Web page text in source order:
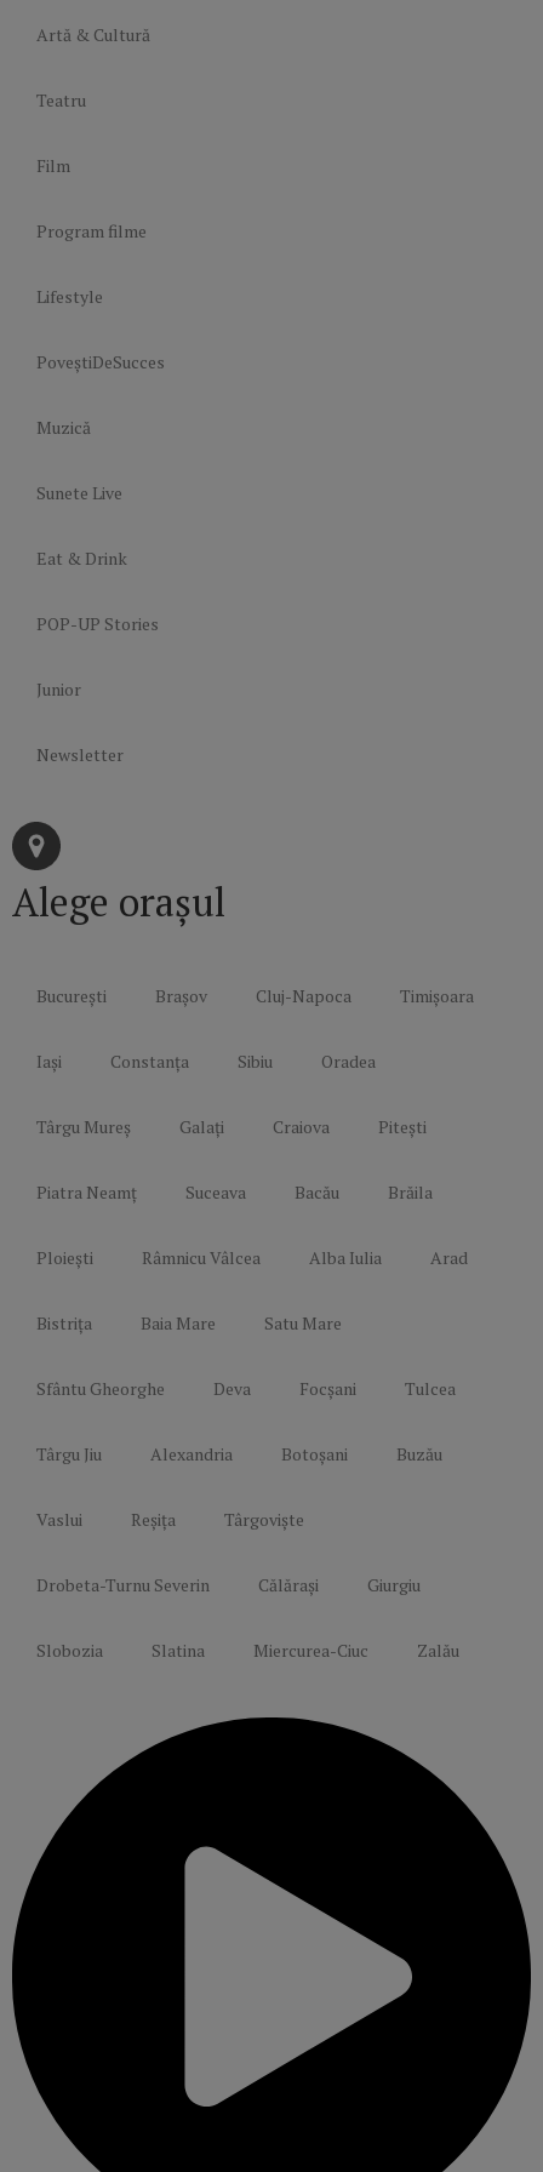
Artă & Cultură
Teatru
Film
Program filme
Lifestyle
PoveștiDeSucces
Muzică
Sunete Live
Eat & Drink
POP-UP Stories
Junior
Newsletter
Alege orașul
București Brașov Cluj-Napoca Timișoara
Iași Constanța Sibiu Oradea
Târgu Mureș Galați Craiova Pitești
Piatra Neamț Suceava Bacău Brăila
Ploiești Râmnicu Vâlcea Alba Iulia Arad
Bistrița Baia Mare Satu Mare
Sfântu Gheorghe Deva Focșani Tulcea
Târgu Jiu Alexandria Botoșani Buzău
Vaslui Reșița Târgoviște
Drobeta-Turnu Severin Călărași Giurgiu
Slobozia Slatina Miercurea-Ciuc Zalău